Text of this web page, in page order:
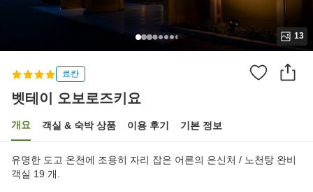
13
료칸
벳테이 오보로즈키요
개요 객실 & 숙박 상품 이용 후기 기본 정보
유명한 도고 온천에 조용히 자리 잡은 어른의 은신처 / 노천탕 완비
객실 19 개.